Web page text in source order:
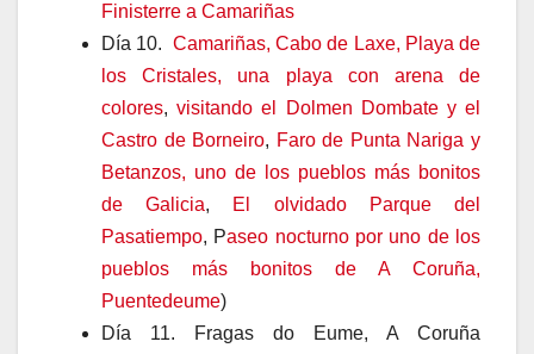
Finisterre a Camariñas
Día 10. Camariñas, Cabo de Laxe, Playa de
los Cristales, una playa con arena de
colores,visitando el Dolmen Dombate y el
Castro de Borneiro, Faro de Punta Nariga y
Betanzos, uno de los pueblos más bonitos
de Galicia, El olvidado Parque del
Pasatiempo, Paseo nocturno por uno de los
pueblos más bonitos de A Coruña,
Puentedeume)
Día 11. Fragas do Eume, A Coruña